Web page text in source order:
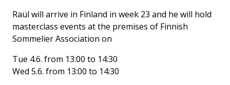
Raül will arrive in Finland in week 23 and he will hold
masterclass events at the premises of Finnish
Sommelier Association on
Tue 4.6. from 13:00 to 14:30
Wed 5.6. from 13:00 to 14:30